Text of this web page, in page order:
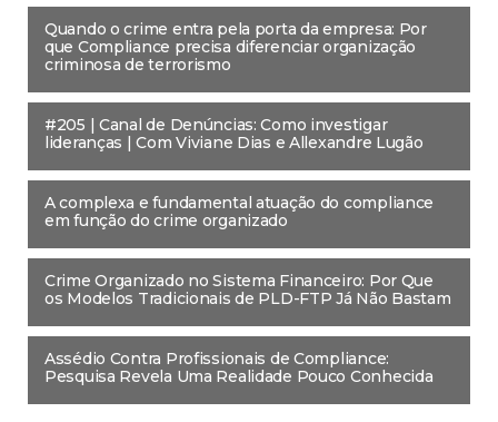
Quando o crime entra pela porta da empresa: Por
que Compliance precisa diferenciar organização
criminosa de terrorismo
#205 | Canal de Denúncias: Como investigar
lideranças | Com Viviane Dias e Allexandre Lugão
A complexa e fundamental atuação do compliance
em função do crime organizado
Crime Organizado no Sistema Financeiro: Por Que
os Modelos Tradicionais de PLD-FTP Já Não Bastam
Assédio Contra Profissionais de Compliance:
Pesquisa Revela Uma Realidade Pouco Conhecida